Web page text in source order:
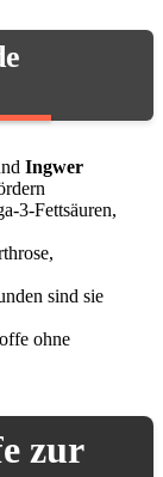
Ingwer
3-Fettsäuren,
sind sie
ohne
zur